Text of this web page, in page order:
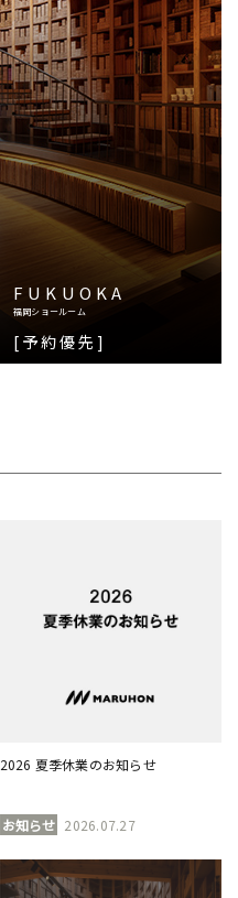
FUKUOKA
福岡ショールーム
[予約優先]
2026 夏季休業のお知らせ
お知らせ 2026.07.27